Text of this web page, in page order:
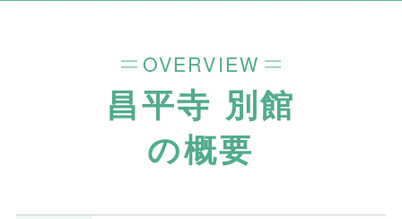
OVERVIEW
昌平寺 別館
の概要